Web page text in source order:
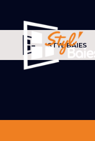
STYL'BAIES